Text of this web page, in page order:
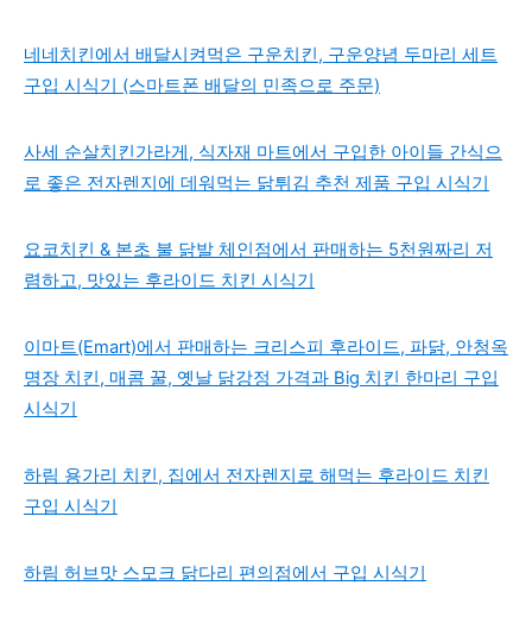
네네치킨에서 배달시켜먹은 구운치킨, 구운양념 두마리 세트
구입 시식기 (스마트폰 배달의 민족으로 주문)
사세 순살치킨가라게, 식자재 마트에서 구입한 아이들 간식으
로 좋은 전자렌지에 데워먹는 닭튀김 추천 제품 구입 시식기
요코치킨 & 본초 불 닭발 체인점에서 판매하는 5천원짜리 저
렴하고, 맛있는 후라이드 치킨 시식기
이마트(Emart)에서 판매하는 크리스피 후라이드, 파닭, 안청옥
명장 치킨, 매콤 꿀, 옛날 닭강정 가격과 Big 치킨 한마리 구입
시식기
하림 용가리 치킨, 집에서 전자렌지로 해먹는 후라이드 치킨
구입 시식기
하림 허브맛 스모크 닭다리 편의점에서 구입 시식기